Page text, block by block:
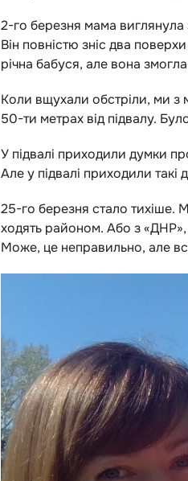
2-го березня мама виглянула
Він повністю зніс два
річна бабуся, але вона
Коли вщухали обстріли, ми з
50-ти метрах від підвалу.
У підвалі приходили думки
Але у підвалі приходили
25-го березня стало тихіше.
ходять районом. Або з
Може, це неправильно, але